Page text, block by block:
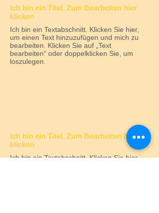
Ich bin ein Titel. Zum Bearbeiten hier
klicken
Ich bin ein Textabschnitt. Klicken Sie hier,
um einen Text hinzuzufügen und mich zu
bearbeiten. Klicken Sie auf „Text
bearbeiten“ oder doppelklicken Sie, um
loszulegen.
Ich bin ein Titel. Zum Bearbeiten hier
klicken
Ich bin ein Textabschnitt. Klicken Sie hier,